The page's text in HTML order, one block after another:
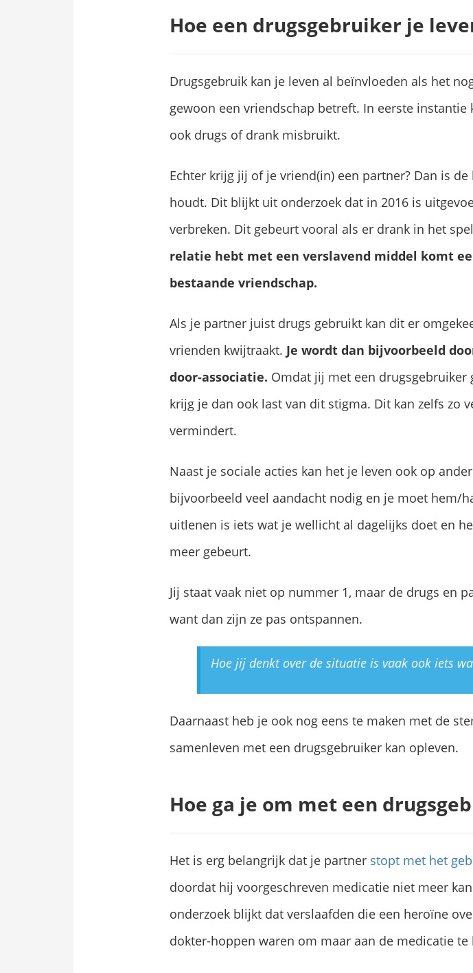
Hoe een drugsgebruiker je
Drugsgebruik kan je leven al beïnvloeden als het
gewoon een vriendschap betreft. In eerste
ook drugs of drank misbruikt.
Echter krijg jij of je vriend(in) een partner? Dan is
houdt. Dit blijkt uit onderzoek dat in 2016 is
verbreken. Dit gebeurt vooral als er drank in het
relatie hebt met een verslavend middel komt
bestaande vriendschap.
Als je partner juist drugs gebruikt kan dit er
vrienden kwijtraakt. Je wordt dan bijvoorbeeld
door-associatie. Omdat jij met een
krijg je dan ook last van dit stigma. Dit kan zelfs zo
vermindert.
Naast je sociale acties kan het je leven ook op
bijvoorbeeld veel aandacht nodig en je moet hem/
uitlenen is iets wat je wellicht al dagelijks doet en
meer gebeurt.
Jij staat vaak niet op nummer 1, maar de drugs en
want dan zijn ze pas ontspannen.
Hoe jij denkt over de situatie is vaak ook iets
Daarnaast heb je ook nog eens te maken met de
samenleven met een drugsgebruiker kan opleven.
Hoe ga je om met een
Het is erg belangrijk dat je partner stopt met het
doordat hij voorgeschreven medicatie niet meer
onderzoek blijkt dat verslaafden die een heroïne
dokter-hoppen waren om maar aan de medicatie